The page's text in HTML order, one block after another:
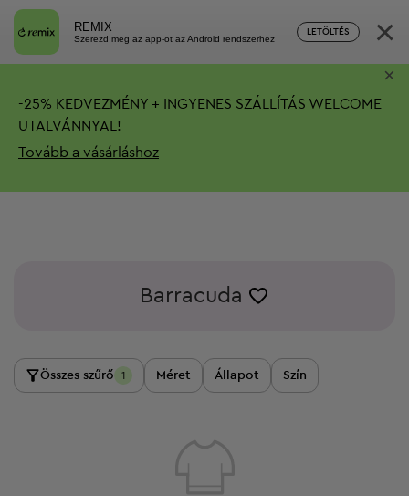
REMIX
Szerezd meg az app-ot az Android rendszerhez
LETÖLTÉS ×
-25% KEDVEZMÉNY + INGYENES SZÁLLÍTÁS WELCOME
UTALVÁNNYAL!
Tovább a vásárláshoz
×
Barracuda
Összes szűrő 1 Méret Állapot Szín